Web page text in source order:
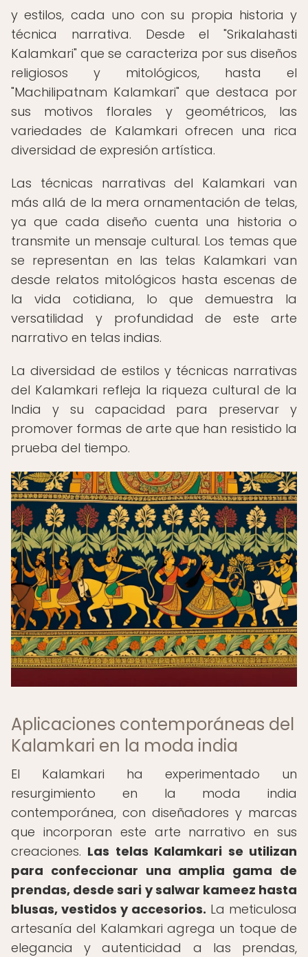
y estilos, cada uno con su propia historia y
técnica narrativa. Desde el "Srikalahasti
Kalamkari" que se caracteriza por sus diseños
religiosos y mitológicos, hasta el
"Machilipatnam Kalamkari" que destaca por
sus motivos florales y geométricos, las
variedades de Kalamkari ofrecen una rica
diversidad de expresión artística.
Las técnicas narrativas del Kalamkari van
más allá de la mera ornamentación de telas,
ya que cada diseño cuenta una historia o
transmite un mensaje cultural. Los temas que
se representan en las telas Kalamkari van
desde relatos mitológicos hasta escenas de
la vida cotidiana, lo que demuestra la
versatilidad y profundidad de este arte
narrativo en telas indias.
La diversidad de estilos y técnicas narrativas
del Kalamkari refleja la riqueza cultural de la
India y su capacidad para preservar y
promover formas de arte que han resistido la
prueba del tiempo.
Aplicaciones contemporáneas del
Kalamkari en la moda india
El Kalamkari ha experimentado un
resurgimiento en la moda india
contemporánea, con diseñadores y marcas
que incorporan este arte narrativo en sus
creaciones. Las telas Kalamkari se utilizan
para confeccionar una amplia gama de
prendas, desde sari y salwar kameez hasta
blusas, vestidos y accesorios. La meticulosa
artesanía del Kalamkari agrega un toque de
elegancia y autenticidad a las prendas,